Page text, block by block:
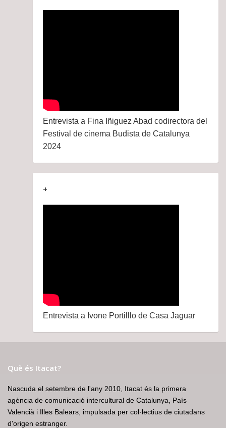
Entrevista a Fina Iñiguez Abad codirectora del
Festival de cinema Budista de Catalunya
2024
+
Entrevista a Ivone Portilllo de Casa Jaguar
Què és Itacat?
Nascuda el setembre de l'any 2010, Itacat és la primera
agència de comunicació intercultural de Catalunya, País
Valencià i Illes Balears, impulsada per col·lectius de ciutadans
d'origen estranger.